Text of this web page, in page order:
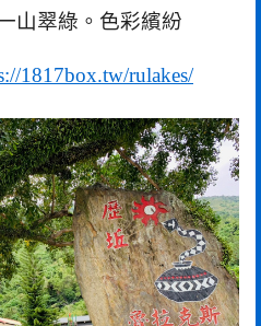
山翠綠。色彩繽紛
1817box.tw/rulakes/